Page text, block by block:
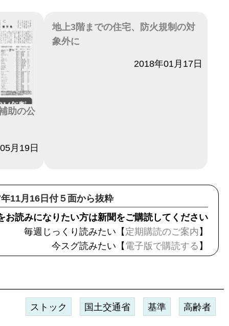
助の公
月19日
地上3階までの住宅、防火規制の対
象外に
2018年01月17日
11月16日付５面から抜粋
お読みになりたい方は新聞をご購読してください
毎週じっくり読みたい【 定期購読のご案内 】
今スグ読みたい【 電子版で購読する 】
ストック 国土交通省 基準 高齢者